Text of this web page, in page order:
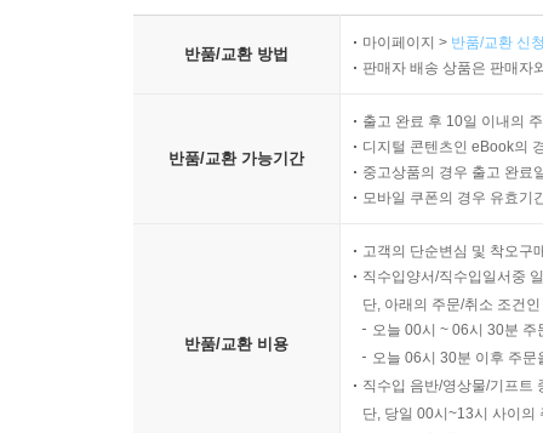
반품/교환 방법
마이페이지 > 반품/교환 신
판매자 배송 상품은 판매자
반품/교환 가능기간
출고 완료 후 10일 이내의
디지털 콘텐츠인 eBook의
중고상품의 경우 출고 완료
모바일 쿠폰의 경우 유효기
반품/교환 비용
고객의 단순변심 및 착오구
직수입양서/직수입일서중
단, 아래의 주문/취소 조건
오늘 00시 ~ 06시 30분
오늘 06시 30분 이후 주
직수입 음반/영상물/기프트
단, 당일 00시~13시 사이의